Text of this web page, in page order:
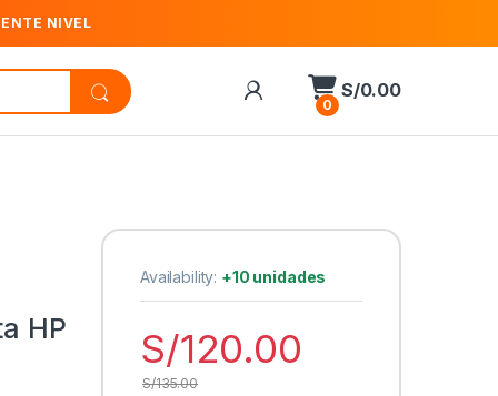
NIVEL
0
S/0.00
HP
Availability: +10 unidades
S/120.00
S/135.00